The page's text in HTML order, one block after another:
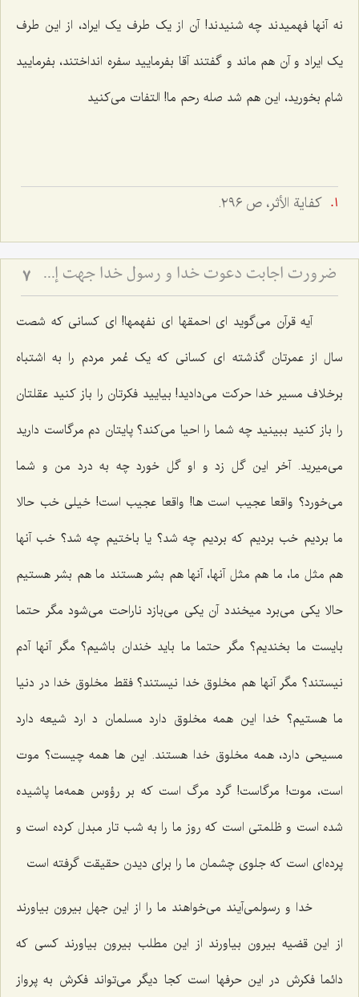
نه آنها فهمیدند چه شنیدند! آن از یک طرف یک ایراد، از این طرف
یک ایراد و آن هم ماند و گفتند آقا بفرمایید سفره انداختند، بفرمایید
شام بخورید، این هم شد صله رحم ما! التفات می‌کنید
كفاية الأثر، ص ٢٩٦.
ضرورت اجابت دعوت خدا و رسول خدا جهت إحیاء قلوب 7
آیه قرآن می‌گوید ای احمقها ای نفهمها! ای کسانی که شصت
سال از عمرتان گذشته ای کسانی که یک عُمر مردم را به اشتباه
برخلاف مسیر خدا حرکت می‌دادید! بیایید فکرتان را باز کنید عقلتان
را باز کنید ببینید چه شما را احیا می‌کند؟ پایتان دم مرگاست دارید
می‌میرید. آخر این گل زد و او گل خورد چه به درد من و شما
می‌خورد؟ واقعا عجیب است ها! واقعا عجیب است! خیلی خب حالا
ما بردیم خب بردیم که بردیم چه شد؟ یا باختیم چه شد؟ خب آنها
هم مثل ما، ما هم مثل آنها، آنها هم بشر هستند ما هم بشر هستیم
حالا یکی می‌برد میخندد آن یکی می‌بازد ناراحت می‌شود مگر حتما
بایست ما بخندیم؟ مگر حتما ما باید خندان باشیم؟ مگر آنها آدم
نیستند؟ مگر آنها هم مخلوق خدا نیستند؟ فقط مخلوق خدا در دنیا
ما هستیم؟ خدا این همه مخلوق دارد مسلمان د ارد شیعه دارد
مسیحی دارد، همه مخلوق خدا هستند. این ها همه چیست؟ موت
است، موت! مرگاست! گرد مرگ است که بر رؤوس همه‌ما پاشیده
شده است و ظلمتی است که روز ما را به شب تار مبدل کرده است و
پرده‌ای است که جلوی چشمان ما را برای دیدن حقیقت گرفته است‌
خدا و رسولمی‌آیند می‌خواهند ما را از این جهل بیرون بیاورند
از این قضیه بیرون بیاورند از این مطلب بیرون بیاورند کسی که
دائما فکرش در این حرفها است کجا دیگر می‌تواند فکرش به پرواز